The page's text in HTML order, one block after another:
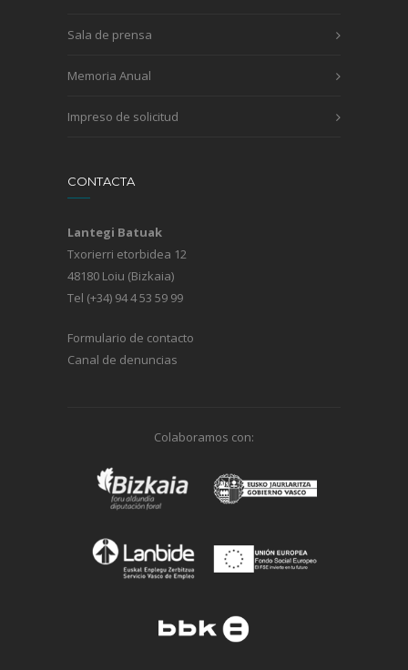
Sala de prensa
Memoria Anual
Impreso de solicitud
CONTACTA
Lantegi Batuak
Txorierri etorbidea 12
48180 Loiu (Bizkaia)
Tel (+34) 94 4 53 59 99
Formulario de contacto
Canal de denuncias
Colaboramos con: